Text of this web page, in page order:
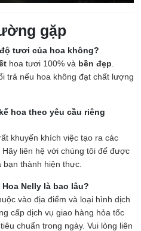
gặp
tươi của hoa không?
hoa tươi 100% và bền đẹp
trả nếu hoa không đạt chất lượng
hoa theo yêu cầu riêng
khuyến khích việc tạo ra các
Hãy liên hệ với chúng tôi để được
thành hiện thực.
Nelly là bao lâu?
vào địa điểm và loại hình dịch
cấp dịch vụ giao hàng hỏa tốc
chuẩn trong ngày. Vui lòng liên